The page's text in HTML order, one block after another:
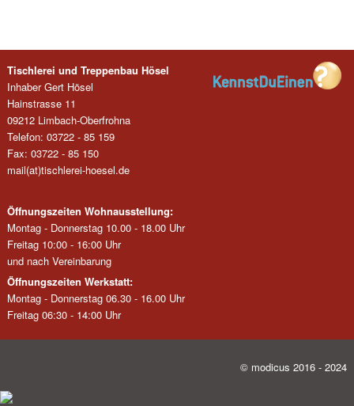
Tischlerei und Treppenbau Hösel
Inhaber Gert Hösel
Hainstrasse 11
09212 Limbach-Oberfrohna
Telefon: 03722 - 85 159
Fax: 03722 - 85 150
mail(at)tischlerei-hoesel.de
Öffnungszeiten Wohnausstellung:
Montag - Donnerstag 10.00 - 18.00 Uhr
Freitag 10:00 - 16:00 Uhr
und nach Vereinbarung
Öffnungszeiten Werkstatt:
Montag - Donnerstag 06.30 - 16.00 Uhr
Freitag 06:30 - 14:00 Uhr
© modicus 2016 - 2024